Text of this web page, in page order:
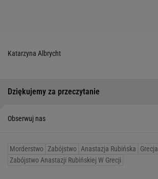
Katarzyna Albrycht
Dziękujemy za przeczytanie
Obserwuj nas
Morderstwo Zabójstwo Anastazja Rubińska
Grecja
Zabójstwo Anastazji Rubińskiej W Grecji